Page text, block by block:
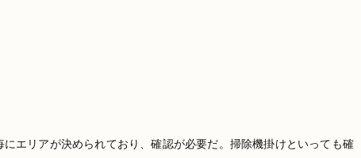
エリアが決められており、確認が必要だ。掃除機掛けといっても確